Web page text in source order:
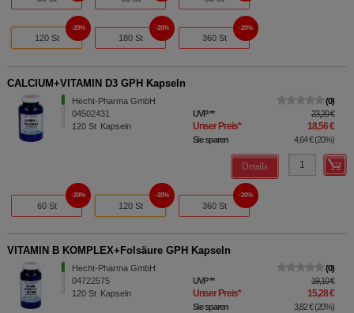
120 St
20%
180 St
20%
360 St
20%
CALCIUM+VITAMIN D3 GPH Kapseln
Hecht-Pharma GmbH
04502431
120 St Kapseln
0
UVP** 23,20 €
Unser Preis* 18,56 €
Sie sparen 4,64 €(20%)
Details
60 St
20%
120 St
20%
360 St
20%
VITAMIN B KOMPLEX+Folsäure GPH Kapseln
Hecht-Pharma GmbH
04722575
120 St Kapseln
0
UVP** 19,10 €
Unser Preis* 15,28 €
Sie sparen 3,82 €(20%)